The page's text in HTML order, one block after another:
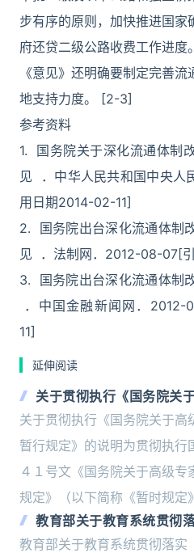
步有序的原则，加快推进国
府还贷二级公路收费工作进度。
《意见》还明确要制定完善
地支持力度。 [2-3]
参考资料
1. 国务院关于深化流通体制
见 ．中华人民共和国中央人
用日期2014-02-11]
2. 国务院出台深化流通体制
见 ．法制网．2012-08-07[
3. 国务院出台深化流通体制
．中国金融新闻网．
11]
延伸阅读
关于贯彻执行《国务院关
题的暂行规定》的说明
关于贯彻执行《国务院关于高
暂行规定》的说明为贯彻执行
４１号文《国务院关于高级
规定》（以下简称《暂时规定
教育部关于教育系统贯彻
工问题的若干意见》的实施
教育部关于教育系统贯彻落实